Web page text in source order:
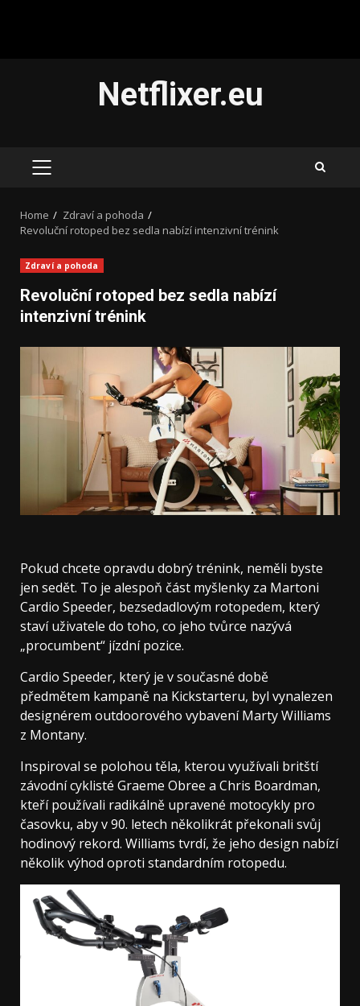
Netflixer.eu
PRIMARY
Home
Zdraví a pohoda
Revoluční rotoped bez sedla nabízí intenzivní trénink
Zdraví a pohoda
Revoluční rotoped bez sedla nabízí
intenzivní trénink
Pokud chcete opravdu dobrý trénink, neměli byste
jen sedět. To je alespoň část myšlenky za Martoni
Cardio Speeder, bezsedadlovým rotopedem, který
staví uživatele do toho, co jeho tvůrce nazývá
„procumbent“ jízdní pozice.
Cardio Speeder, který je v současné době
předmětem kampaně na Kickstarteru, byl vynalezen
designérem outdoorového vybavení Marty Williams
z Montany.
Inspiroval se polohou těla, kterou využívali britští
závodní cyklisté Graeme Obree a Chris Boardman,
kteří používali radikálně upravené motocykly pro
časovku, aby v 90. letech několikrát překonali svůj
hodinový rekord. Williams tvrdí, že jeho design nabízí
několik výhod oproti standardním rotopedu.